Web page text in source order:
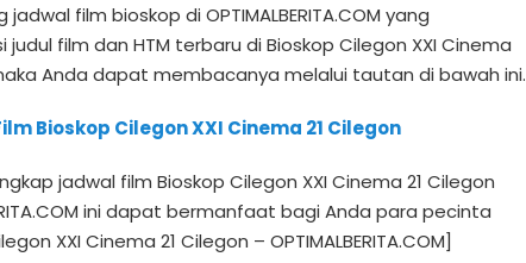
film bioskop di OPTIMALBERITA.COM yang
film dan HTM terbaru di Bioskop Cilegon XXI Cinema
Anda dapat membacanya melalui tautan di bawah ini.
Bioskop Cilegon XXI Cinema 21 Cilegon
jadwal film Bioskop Cilegon XXI Cinema 21 Cilegon
ini dapat bermanfaat bagi Anda para pecinta
XXI Cinema 21 Cilegon – OPTIMALBERITA.COM]